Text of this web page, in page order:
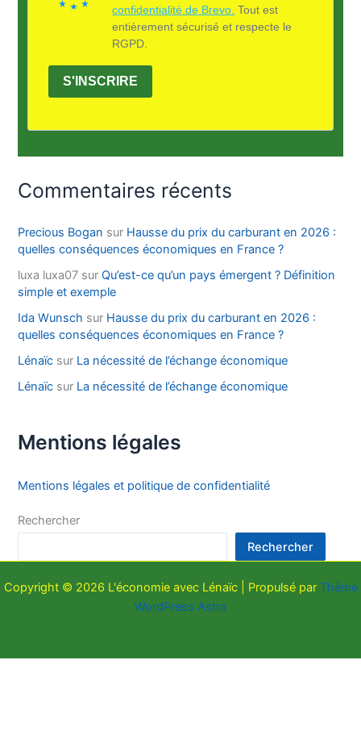
confidentialité de Brevo. Tout est
entièrement sécurisé et respecte le
RGPD.
S'INSCRIRE
Commentaires récents
Precious Bogan sur Hausse du prix du carburant en 2026 :
quelles conséquences économiques en France ?
luxa luxa07 sur Qu’est-ce qu’un pays émergent ? Définition
simple et exemple
Ida Wunsch sur Hausse du prix du carburant en 2026 :
quelles conséquences économiques en France ?
Lénaïc sur La nécessité de l’échange économique
Lénaïc sur La nécessité de l’échange économique
Mentions légales
Mentions légales et politique de confidentialité
Rechercher
Rechercher
Copyright © 2026 L'économie avec Lénaïc | Propulsé par Thème
WordPress Astra